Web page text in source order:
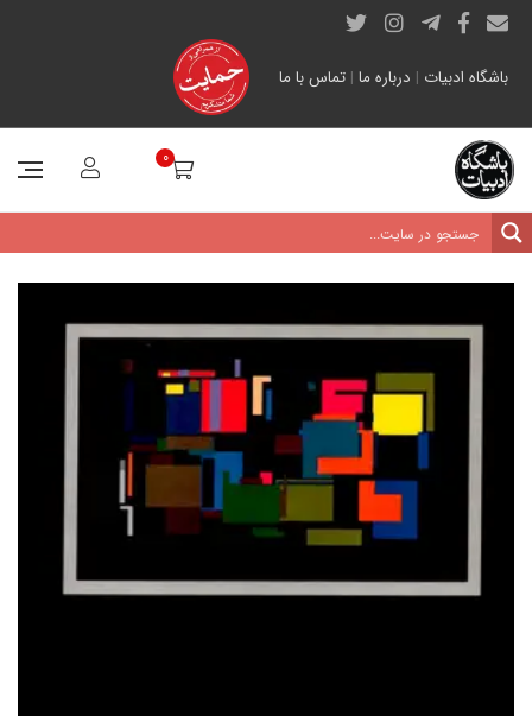
باشگاه ادبیات | درباره ما | تماس با ما
0